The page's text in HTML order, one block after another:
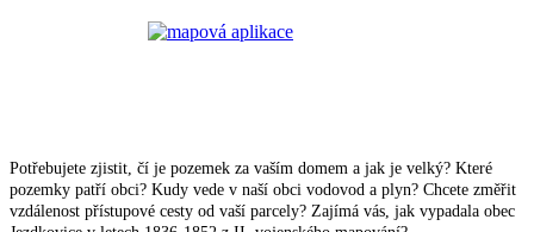
Potřebujete zjistit, čí je pozemek za vaším domem a jak je velký? Které
pozemky patří obci? Kudy vede v naší obci vodovod a plyn? Chcete změřit
vzdálenost přístupové cesty od vaší parcely? Zajímá vás, jak vypadala obec